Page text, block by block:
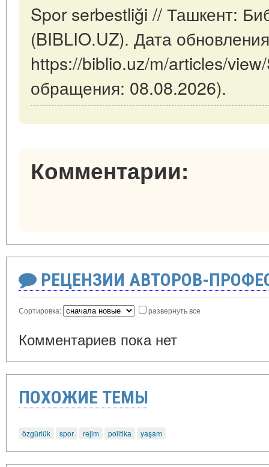
Spor serbestliği // Ташкент:
(BIBLIO.UZ). Дата
https://biblio.uz/m/articles/
обращения: 08.08.2026).
Комментарии:
РЕЦЕНЗИИ АВТОРОВ-
Сортировка: развернуть все
Комментариев пока нет
ПОХОЖИЕ ТЕМЫ
özgürlük spor rejim politika yaşam